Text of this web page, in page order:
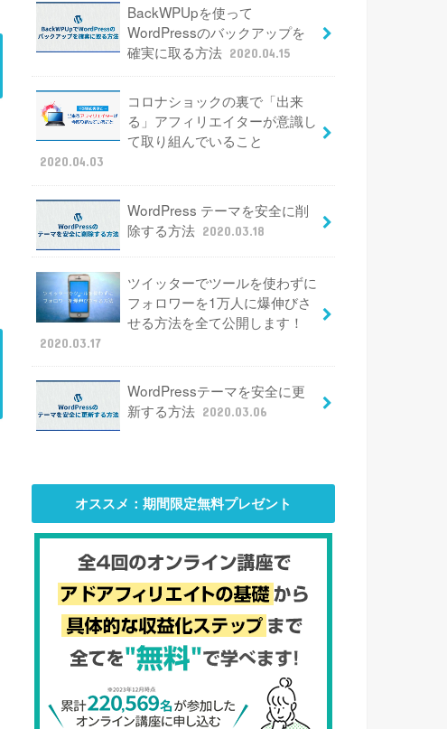
BackWPUpを使って
WordPressのバックアップを
確実に取る方法 2020.04.15
コロナショックの裏で「出来
る」アフィリエイターが意識し
て取り組んでいること
2020.04.03
WordPress テーマを安全に削
除する方法 2020.03.18
ツイッターでツールを使わずに
フォロワーを1万人に爆伸びさ
せる方法を全て公開します！
2020.03.17
WordPressテーマを安全に更
新する方法 2020.03.06
オススメ：期間限定無料プレゼント